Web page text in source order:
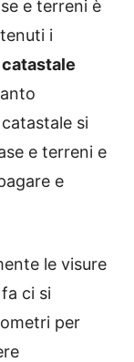
e terreni è
i
catastale
si
e terreni e
e
le visure
ci si
per